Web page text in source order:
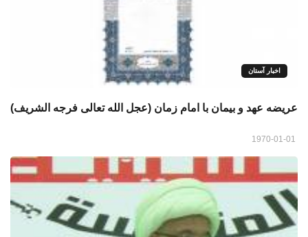
اخبار آستان
عريضه عهد و بيمان با امام زمان (عجل الله تعالى فرجه الشريف)